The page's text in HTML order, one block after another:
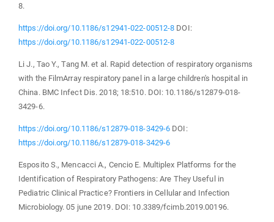
8.
https://doi.org/10.1186/s12941-022-00512-8 DOI:
https://doi.org/10.1186/s12941-022-00512-8
Li J., Tao Y., Tang M. et al. Rapid detection of respiratory organisms
with the FilmArray respiratory panel in a large children's hospital in
China. BMC Infect Dis. 2018; 18:510. DOI: 10.1186/s12879-018-
3429-6.
https://doi.org/10.1186/s12879-018-3429-6 DOI:
https://doi.org/10.1186/s12879-018-3429-6
Esposito S., Mencacci A., Cencio E. Multiplex Platforms for the
Identification of Respiratory Pathogens: Are They Useful in
Pediatric Clinical Practice? Frontiers in Cellular and Infection
Microbiology. 05 june 2019. DOI: 10.3389/fcimb.2019.00196.